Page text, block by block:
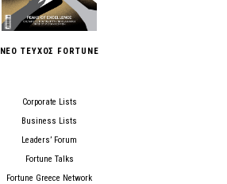
ΝΕΟ ΤΕΥΧΟΣ FORTUNE
Corporate Lists
Business Lists
Leaders’ Forum
Fortune Talks
Fortune Greece Network